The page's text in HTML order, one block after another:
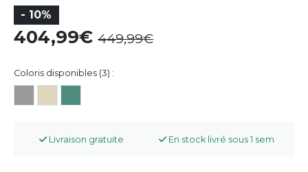
- 10%
404,99 449,99
Coloris disponibles (3) :
Livraison gratuite En stock livré sous 1 sem